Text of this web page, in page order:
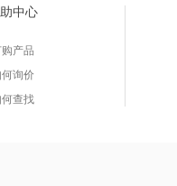
中心
产品
询价
查找